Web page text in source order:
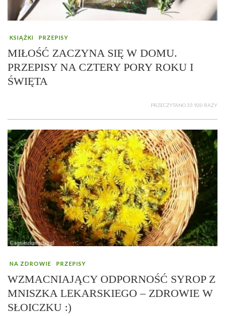
KSIĄŻKI PRZEPISY
MIŁOŚĆ ZACZYNA SIĘ W DOMU.
PRZEPISY NA CZTERY PORY ROKU I
ŚWIĘTA
PRZECZYTANO 33 920 RAZY
NA ZDROWIE PRZEPISY
WZMACNIAJĄCY ODPORNOŚĆ SYROP Z
MNISZKA LEKARSKIEGO – ZDROWIE W
SŁOICZKU :)